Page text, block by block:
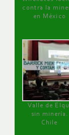
contra la
en México
Valle de
sin minería.
Chile